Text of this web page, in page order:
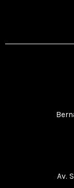
Av.